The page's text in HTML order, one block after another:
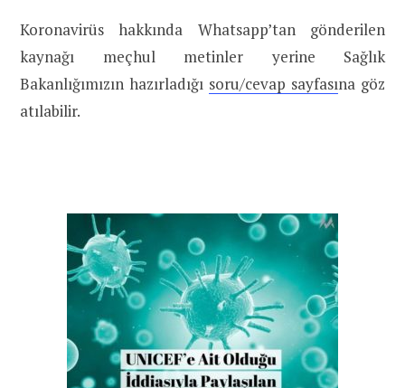
Koronavirüs hakkında Whatsapp’tan gönderilen
kaynağı meçhul metinler yerine Sağlık
Bakanlığımızın hazırladığı soru/cevap sayfasına göz
atılabilir.